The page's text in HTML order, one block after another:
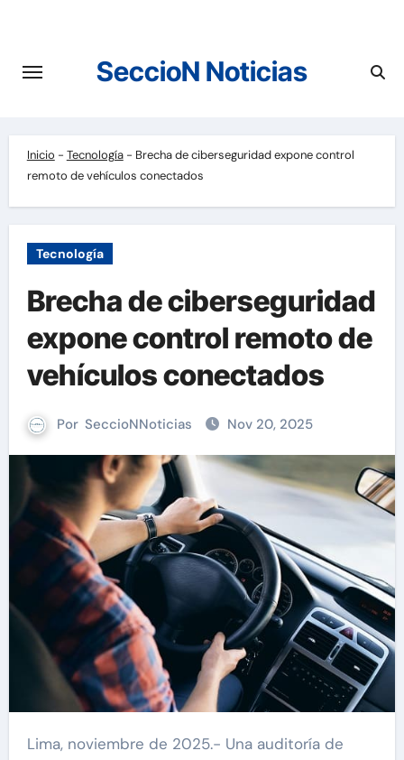
contenido
SeccioN Noticias
Inicio - Tecnología- Brecha de ciberseguridad expone control
remoto de vehículos conectados
Tecnología
Brecha de ciberseguridad
expone control remoto de
vehículos conectados
Por SeccioNNoticias Nov 20, 2025
Lima, noviembre de 2025.- Una auditoría de